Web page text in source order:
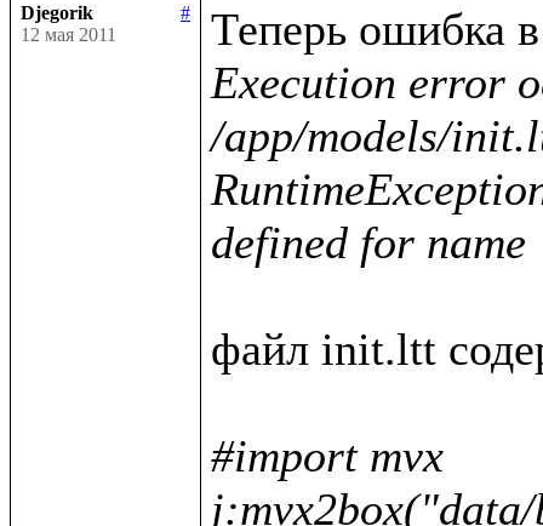
Djegorik
#
12 мая 2011
Execution error
/app/models/
defined for
файл init.ltt
#import mvx